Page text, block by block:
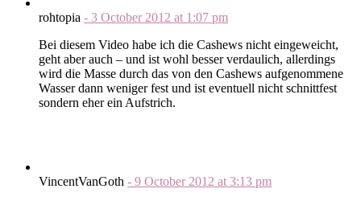
rohtopia - 3 October 2012 at 1:07 pm
Bei diesem Video habe ich die Cashews nicht eingeweicht,
geht aber auch – und ist wohl besser verdaulich, allerdings
wird die Masse durch das von den Cashews aufgenommene
Wasser dann weniger fest und ist eventuell nicht schnittfest
sondern eher ein Aufstrich.
VincentVanGoth - 9 October 2012 at 3:13 pm